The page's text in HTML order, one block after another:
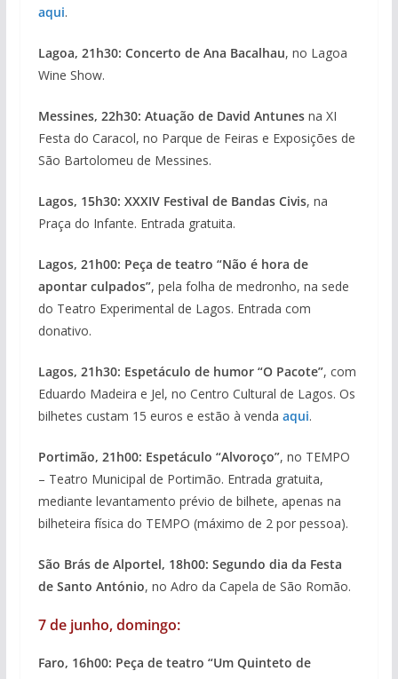
aqui.
Lagoa, 21h30: Concerto de Ana Bacalhau, no Lagoa
Wine Show.
Messines, 22h30: Atuação de David Antunesna XI
Festa do Caracol, no Parque de Feiras e Exposições de
São Bartolomeu de Messines.
Lagos, 15h30: XXXIV Festival de Bandas Civis, na
Praça do Infante. Entrada gratuita.
Lagos, 21h00: Peça de teatro “Não é hora de
apontar culpados”, pela folha de medronho, na sede
do Teatro Experimental de Lagos. Entrada com
donativo.
Lagos, 21h30: Espetáculo de humor “O Pacote”, com
Eduardo Madeira e Jel, no Centro Cultural de Lagos. Os
bilhetes custam 15 euros e estão à venda aqui.
Portimão, 21h00: Espetáculo “Alvoroço”, no TEMPO
– Teatro Municipal de Portimão. Entrada gratuita,
mediante levantamento prévio de bilhete, apenas na
bilheteira física do TEMPO (máximo de 2 por pessoa).
São Brás de Alportel, 18h00: Segundo dia da Festa
de Santo António, no Adro da Capela de São Romão.
7 de junho, domingo:
Faro, 16h00: Peça de teatro “Um Quinteto de